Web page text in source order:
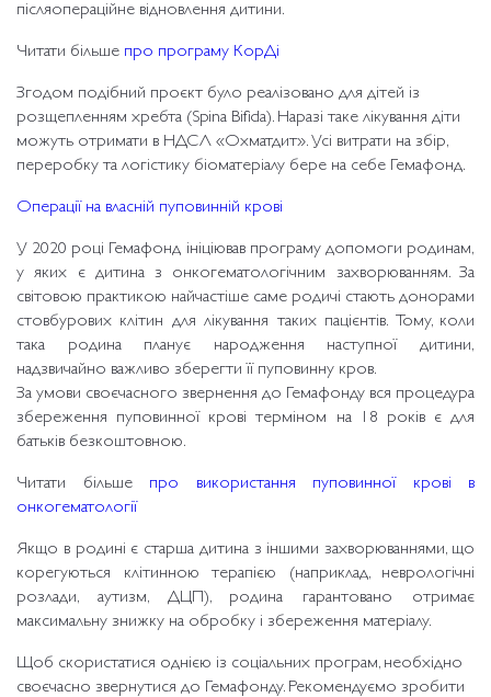
післяопераційне відновлення дитини.
Читати більше про програму КорДі
Згодом подібний проєкт було реалізовано для дітей із
розщепленням хребта (Spina Bifida). Наразі таке лікування діти
можуть отримати в НДСЛ «Охматдит». Усі витрати на збір,
переробку та логістику біоматеріалу бере на себе Гемафонд.
Операції на власній пуповинній крові
У 2020 році Гемафонд ініціював програму допомоги родинам,
у яких є дитина з онкогематологічним захворюванням. За
світовою практикою найчастіше саме родичі стають донорами
стовбурових клітин для лікування таких пацієнтів. Тому, коли
така родина планує народження наступної дитини,
надзвичайно важливо зберегти її пуповинну кров.
За умови своєчасного звернення до Гемафонду вся процедура
збереження пуповинної крові терміном на 18 років є для
батьків безкоштовною.
Читати більше про використання пуповинної крові в
онкогематології
Якщо в родині є старша дитина з іншими захворюваннями, що
корегуються клітинною терапією (наприклад, неврологічні
розлади, аутизм, ДЦП), родина гарантовано отримає
максимальну знижку на обробку і збереження матеріалу.
Щоб скористатися однією із соціальних програм, необхідно
своєчасно звернутися до Гемафонду. Рекомендуємо зробити